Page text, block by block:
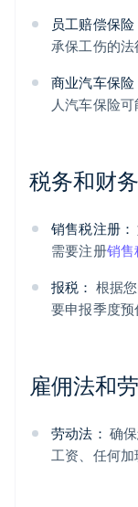
员工赔偿保险
承保工伤的法
商业汽车保险
人汽车保险可
税务和财
销售税注册：
需要注册销售
报税： 根据
要申报季度预
雇佣法和
劳动法： 确
工资、任何加